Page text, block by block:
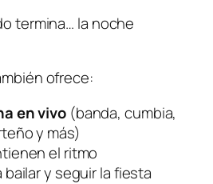
termina… la noche
ofrece:
en vivo(banda, cumbia,
y más)
el ritmo
bailar y seguir la fiesta